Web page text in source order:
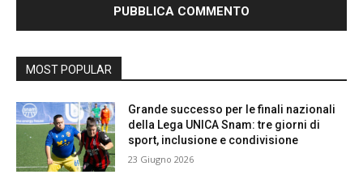
MOST POPULAR
Grande successo per le finali nazionali
della Lega UNICA Snam: tre giorni di
sport, inclusione e condivisione
23 Giugno 2026